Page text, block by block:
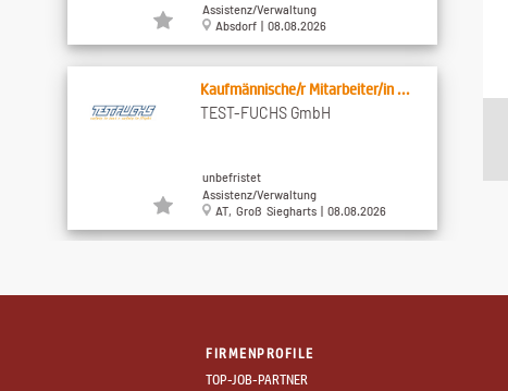
Assistenz/Verwaltung
Absdorf | 08.08.2026
Kaufmännische/r Mitarbeiter/in ...
TEST-FUCHS GmbH
unbefristet
Assistenz/Verwaltung
AT, Groß Siegharts | 08.08.2026
Medienmanagement ...
Benefits (5)
Assistenz/Verwaltung
FIRMENPROFILE
TOP-JOB-PARTNER